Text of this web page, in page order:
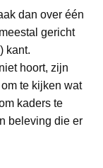
dan over één
gericht
kant.
hoort, zijn
te kijken wat
kaders te
beleving die er